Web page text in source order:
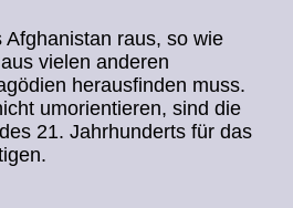
raus, so wie
vielen anderen
herausfinden muss.
umorientieren, sind die
21. Jahrhunderts für das